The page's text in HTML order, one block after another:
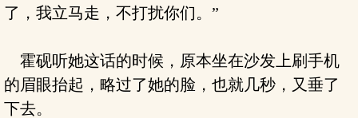
了，我立马走，不打扰你们。”
霍砚听她这话的时候，原本坐在沙发上刷手机
的眉眼抬起，略过了她的脸，也就几秒，又垂了
下去。